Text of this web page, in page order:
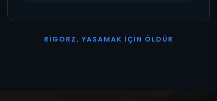
R I G O R Z, YASAMAK İ ÇI N Ö L D Ü R